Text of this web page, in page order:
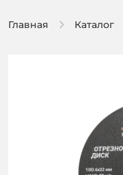
Главная Каталог